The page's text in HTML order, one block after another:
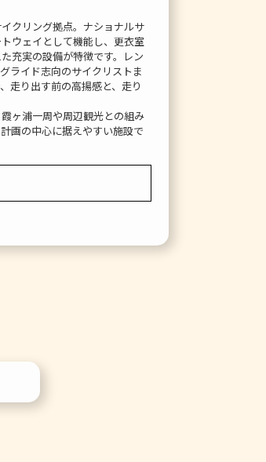
クリング拠点。ナショナルサ
ウェイとして機能し、更衣室
充実の設備が特徴です。レン
ライド志向のサイクリストま
走り出す前の高揚感と、走り
ヶ浦一周や周辺観光との組み
画の中心に据えやすい施設で